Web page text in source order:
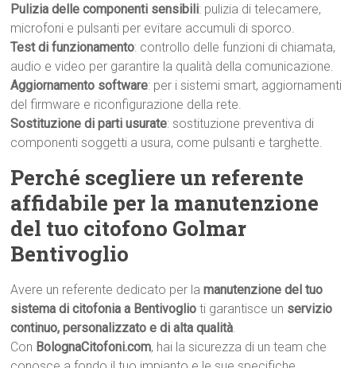
Pulizia delle componenti sensibili: pulizia di telecamere,
microfoni e pulsanti per evitare accumuli di sporco.
Test di funzionamento: controllo delle funzioni di chiamata,
audio e video per garantire la qualità della comunicazione.
Aggiornamento software: per i sistemi smart, aggiornamenti
del firmware e riconfigurazione della rete.
Sostituzione di parti usurate: sostituzione preventiva di
componenti soggetti a usura, come pulsanti e targhette.
Perché scegliere un referente
affidabile per la manutenzione
del tuo citofono Golmar
Bentivoglio
Avere un referente dedicato per lamanutenzione del tuo
sistema di citofonia a Bentivoglio ti garantisce un servizio
continuo, personalizzato e di alta qualità.
Con BolognaCitofoni.com, hai la sicurezza di un team che